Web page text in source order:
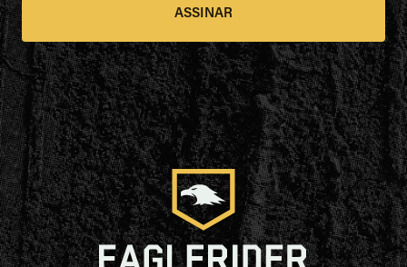
ASSINAR